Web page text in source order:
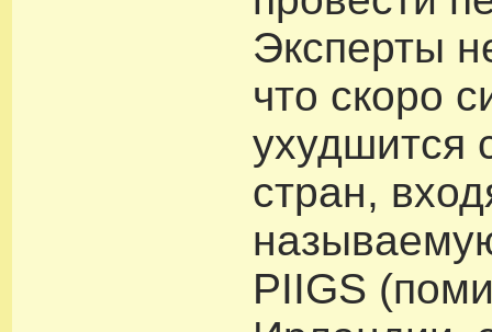
Эксперты
что скоро
ухудшится
стран,
PIIGS